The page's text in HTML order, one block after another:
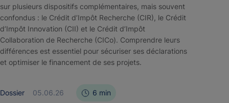
sur plusieurs dispositifs complémentaires, mais souvent
confondus : le Crédit d’Impôt Recherche (CIR), le Crédit
d’Impôt Innovation (CII) et le Crédit d’Impôt
Collaboration de Recherche (CICo). Comprendre leurs
différences est essentiel pour sécuriser ses déclarations
et optimiser le financement de ses projets.
Dossier 05.06.26 6 min